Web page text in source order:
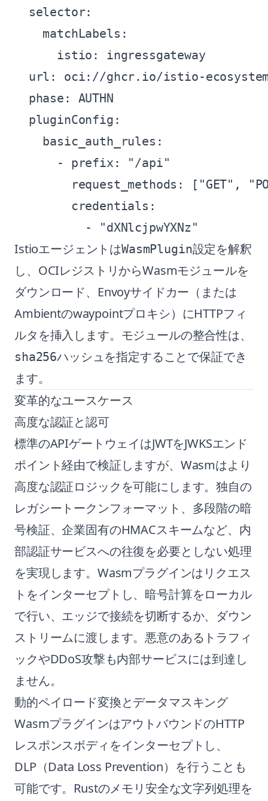
  selector:
    matchLabels:
      istio: ingressgateway
url: oci://ghcr.io/istio-
  phase: AUTHN
  pluginConfig:
    basic_auth_rules:
      - prefix: "/api"
request_methods: ["GET",
        credentials:
IstioエージェントはWasmPlugin設定を解釈
し、OCIレジストリからWasmモジュールを
ダウンロード、Envoyサイドカー（または
Ambientのwaypointプロキシ）にHTTPフィ
ルタを挿入します。モジュールの整合性は、
sha256ハッシュを指定することで保証でき
ます。
変革的なユースケース
高度な認証と認可
標準のAPIゲートウェイはJWTをJWKSエンド
ポイント経由で検証しますが、Wasmはより
高度な認証ロジックを可能にします。独自の
レガシートークンフォーマット、多段階の暗
号検証、企業固有のHMACスキームなど、内
部認証サービスへの往復を必要としない処理
を実現します。Wasmプラグインはリクエス
トをインターセプトし、暗号計算をローカル
で行い、エッジで接続を切断するか、ダウン
ストリームに渡します。悪意のあるトラフィ
ックやDDoS攻撃も内部サービスには到達し
ません。
動的ペイロード変換とデータマスキング
WasmプラグインはアウトバウンドのHTTP
レスポンスボディをインターセプトし、
DLP（Data Loss Prevention）を行うことも
可能です。Rustのメモリ安全な文字列処理を